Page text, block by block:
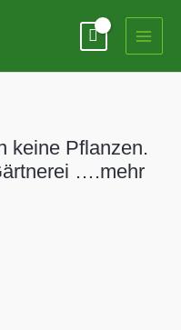
keine Pflanzen.
….mehr